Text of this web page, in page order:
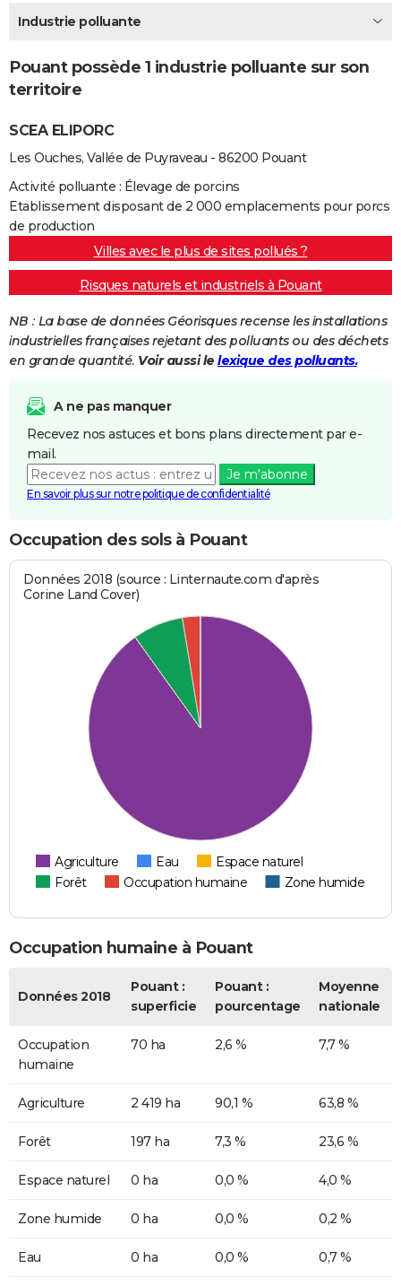
Destinations
City break
Voyage nature
Voyage de noces
Forum
Climat
+PHOTO
GUIDES D'ACHAT
BONS PLANS
CARTE DE VOEUX
Carte de Noël
Carte Bonne année
Carte Saint-Valentin
Carte Pâques
Carte d'anniversaire
DICTIONNAIRE
Dictionnaire
Biographies
Citations
Expressions
Proverbes
PROGRAMME TV
COPAINS D'AVANT
S'inscrire
Se connecter
Lycées
Collèges
Primaires
Universités
Entreprises
Service militaire
Avis de recherche
Bricolage
Lifestyle
Culture
Sport
Auto
Television
Voyage
Cinema
Industrie polluante
Pouant possède 1 industrie polluante sur son
territoire
SCEA ELIPORC
Les Ouches, Vallée de Puyraveau - 86200 Pouant
Activité polluante : Élevage de porcins
Etablissement disposant de 2 000 emplacements pour porcs
de production
Villes avec le plus de sites pollués ?
Risques naturels et industriels à Pouant
NB : La base de données Géorisques recense les installations
industrielles françaises rejetant des polluants ou des déchets
en grande quantité. Voir aussi le lexique des polluants.
A ne pas manquer
Recevez nos astuces et bons plans directement par e-
mail.
Je m'abonne
En savoir plus sur notre politique de confidentialité
Occupation des sols à Pouant
Données 2018 (source : Linternaute.com d'après
Corine Land Cover)
Agriculture Eau
Espace naturel
Forêt
Occupation humaine Zone humide
Occupation humaine à Pouant
Données 2018
Pouant :
superficie
Pouant :
pourcentage
Moyenne
nationale
Occupation
humaine
70 ha 2,6 % 7,7 %
Agriculture 2 419 ha 90,1 % 63,8 %
Forêt 197 ha 7,3 % 23,6 %
Espace naturel 0 ha 0,0 % 4,0 %
Zone humide 0 ha 0,0 % 0,2 %
Eau 0 ha 0,0 % 0,7 %